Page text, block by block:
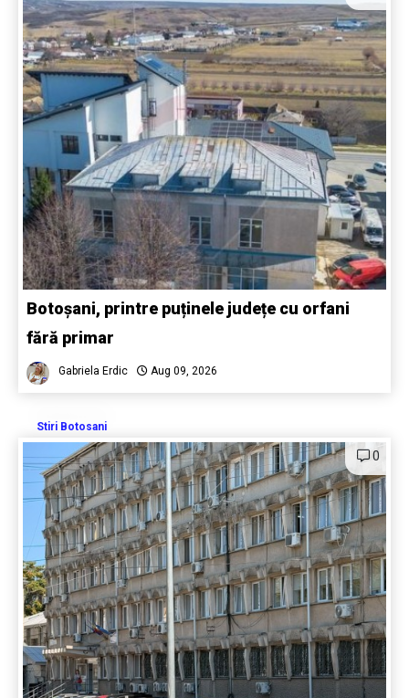
Botoșani, printre puținele județe cu orfani
fără primar
Gabriela Erdic Aug 09, 2026
Stiri Botosani
0